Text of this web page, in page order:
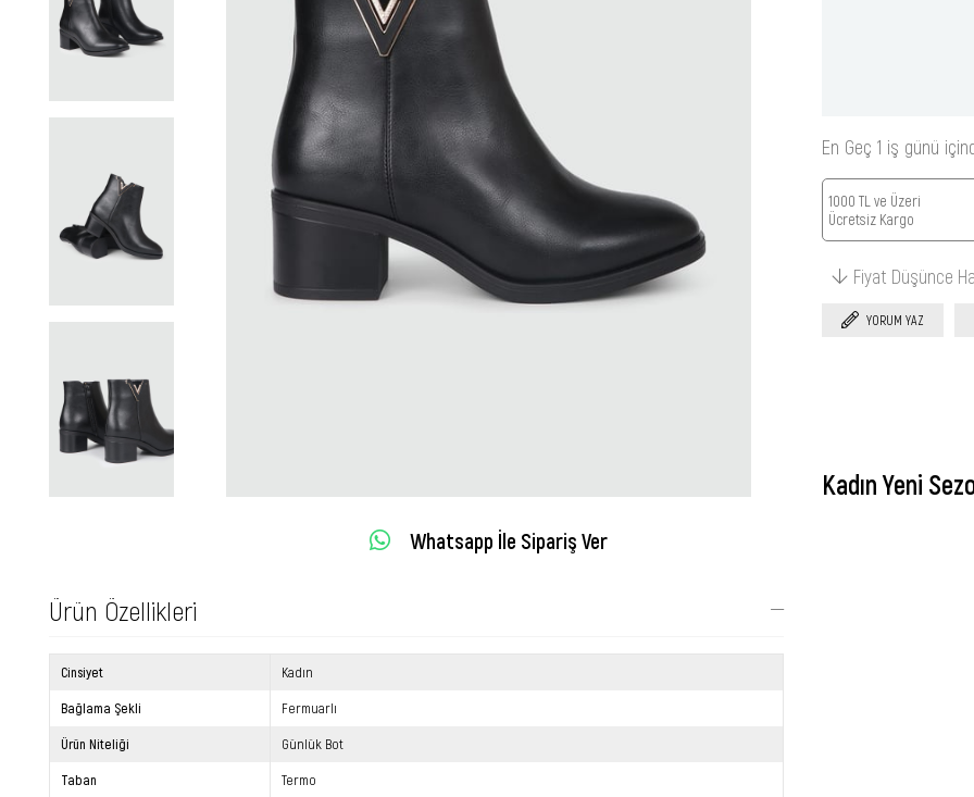
Whatsapp İle Sipariş Ver
Ürün Özellikleri
Cinsiyet Kadın
Bağlama Şekli Fermuarlı
Ürün Niteliği Günlük Bot
Taban Termo
En Geç 1 iş günü
1000 TL ve Üzeri
Ücretsiz Kargo
Fiyat Düşünce
YORUM YAZ
Kadın Yeni